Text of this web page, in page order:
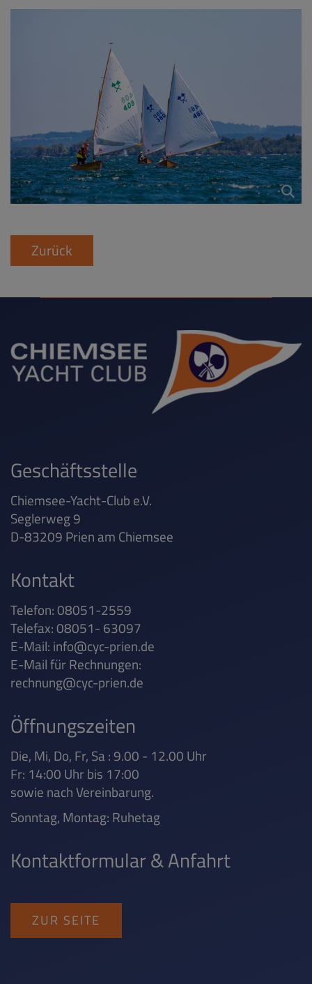
Zurück
Geschäftsstelle
Chiemsee-Yacht-Club e.V.
Seglerweg 9
D-83209 Prien am Chiemsee
Kontakt
Telefon: 08051-2559
Telefax: 08051- 63097
E-Mail:info@cyc-prien.de
E-Mail für Rechnungen:
rechnung@cyc-prien.de
Öffnungszeiten
Die, Mi, Do, Fr, Sa : 9.00 - 12.00 Uhr
Fr: 14:00 Uhr bis 17:00
sowie nach Vereinbarung.
Sonntag, Montag: Ruhetag
Kontaktformular & Anfahrt
ZUR SEITE